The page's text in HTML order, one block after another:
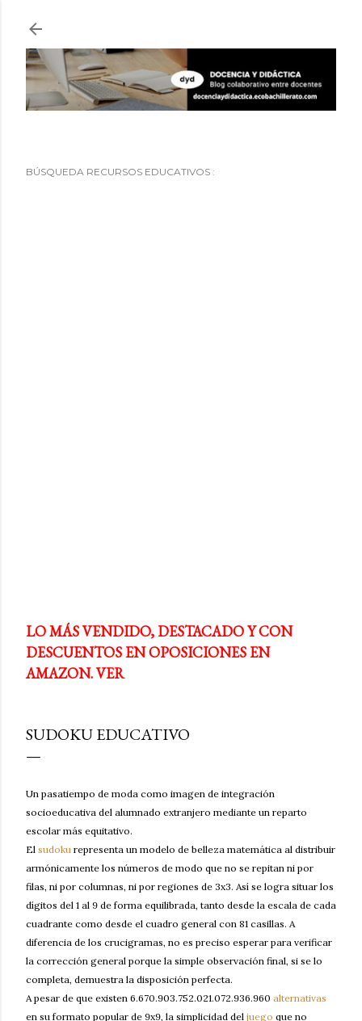
BÚSQUEDA RECURSOS EDUCATIVOS :
LO MÁS VENDIDO, DESTACADO Y CON
DESCUENTOS EN OPOSICIONES EN
AMAZON. VER
SUDOKU EDUCATIVO
Un pasatiempo de moda como imagen de integración
socioeducativa del alumnado extranjero mediante un reparto
escolar más equitativo.
El sudoku representa un modelo de belleza matemática al distribuir
armónicamente los números de modo que no se repitan ni por
filas, ni por columnas, ni por regiones de 3x3. Así se logra situar los
dígitos del 1 al 9 de forma equilibrada, tanto desde la escala de cada
cuadrante como desde el cuadro general con 81 casillas. A
diferencia de los crucigramas, no es preciso esperar para verificar
la corrección general porque la simple observación final, si se lo
completa, demuestra la disposición perfecta.
A pesar de que existen 6.670.903.752.021.072.936.960 alternativas
en su formato popular de 9x9, la simplicidad del juego que no